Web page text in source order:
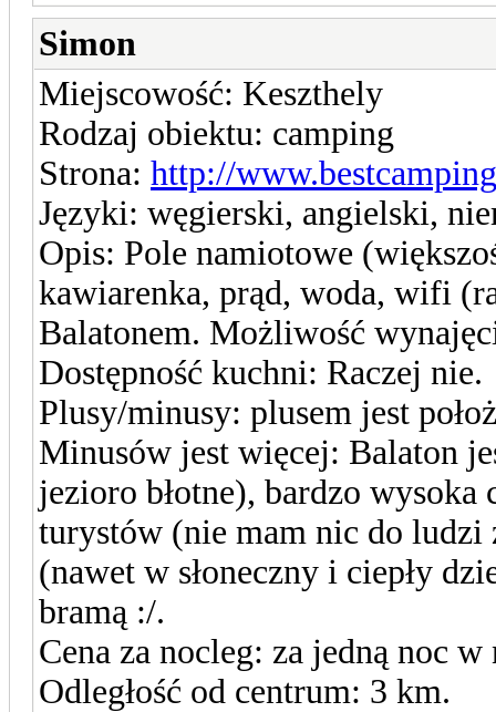
Simon
Miejscowość: Keszthely
Rodzaj obiektu: camping
Strona: http://
Języki: węgierski, angielski,
Opis: Pole namiotowe
kawiarenka, prąd, woda, wifi
Balatonem. Możliwość
Dostępność kuchni: Raczej nie.
Plusy/minusy: plusem jest
Minusów jest więcej: Balaton
jezioro błotne), bardzo wysoka
turystów (nie mam nic do ludzi
(nawet w słoneczny i ciepły
bramą :/.
Cena za nocleg: za jedną noc
Odległość od centrum: 3 km.